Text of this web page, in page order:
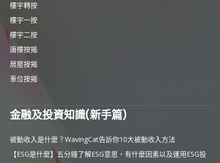
樓宇轉按
樓宇一按
樓宇二按
唐樓按揭
居屋按揭
車位按揭
金融及投資知識(新手篇)
被動收入是什麼？WavingCat告訴你10大被動收入方法
【ESG是什麼】五分鐘了解ESG意思，有什麼因素以及運用ESG投